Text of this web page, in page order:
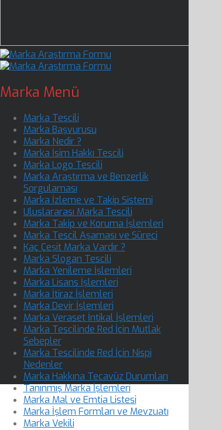
Marka Menü
Marka Tescili
Marka Başvurusu
Marka Nedir ?
Marka İsim Hakkı Tescili
Marka Logo Tescili
Marka Araştırma ve Benzerlik
Sorgulaması
Marka İzleme ve Takip Sistemi
Uluslararası Marka Tescili
Marka Takip ve Koruma İşlemleri
Marka Tescil Aşaması ve Süreci
Kaç Çeşit Marka Vardır ?
Marka Slogan Tescili
Marka Yenileme İşlemleri
Marka Lisans İşlemleri
Marka İtiraz İşlemleri
Marka Devir İşlemleri
Marka Veraset İntikal İşlemleri
Marka Tescilinde Red İçin Mutlak
Sebepler
Marka Tescilinde Red İçin Nispi
Nedenler
Marka Hakkına Tecavüz Durumları
Tanınmış Marka İşlemleri
Marka Mal ve Emtia Listesi
Marka İşlem Formları ve Mevzuatı
Marka Vekili